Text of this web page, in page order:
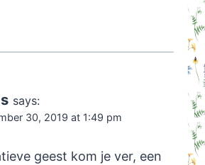
says:
30, 2019 at 1:49 pm
geest kom je ver, een